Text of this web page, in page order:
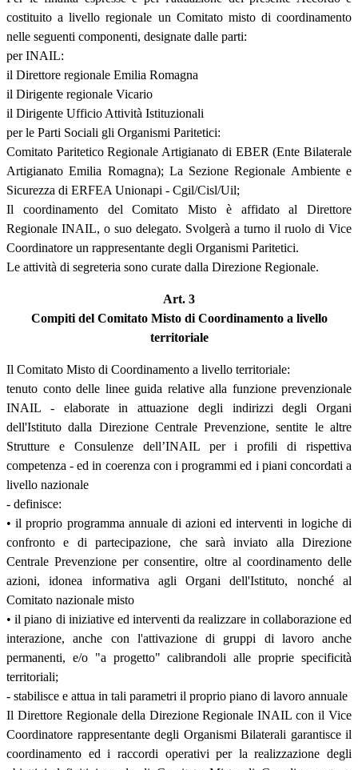
costituito a livello regionale un Comitato misto di coordinamento
nelle seguenti componenti, designate dalle parti:
per INAIL:
il Direttore regionale Emilia Romagna
il Dirigente regionale Vicario
il Dirigente Ufficio Attività Istituzionali
per le Parti Sociali gli Organismi Paritetici:
Comitato Paritetico Regionale Artigianato di EBER (Ente Bilaterale
Artigianato Emilia Romagna); La Sezione Regionale Ambiente e
Sicurezza di ERFEA Unionapi - Cgil/Cisl/Uil;
Il coordinamento del Comitato Misto è affidato al Direttore
Regionale INAIL, o suo delegato. Svolgerà a turno il ruolo di Vice
Coordinatore un rappresentante degli Organismi Paritetici.
Le attività di segreteria sono curate dalla Direzione Regionale.
Art. 3
Compiti del Comitato Misto di Coordinamento a livello
territoriale
Il Comitato Misto di Coordinamento a livello territoriale:
tenuto conto delle linee guida relative alla funzione prevenzionale
INAIL - elaborate in attuazione degli indirizzi degli Organi
dell'Istituto dalla Direzione Centrale Prevenzione, sentite le altre
Strutture e Consulenze dell’INAIL per i profili di rispettiva
competenza - ed in coerenza con i programmi ed i piani concordati a
livello nazionale
- definisce:
• il proprio programma annuale di azioni ed interventi in logiche di
confronto e di partecipazione, che sarà inviato alla Direzione
Centrale Prevenzione per consentire, oltre al coordinamento delle
azioni, idonea informativa agli Organi dell'Istituto, nonché al
Comitato nazionale misto
• il piano di iniziative ed interventi da realizzare in collaborazione ed
interazione, anche con l'attivazione di gruppi di lavoro anche
permanenti, e/o "a progetto" calibrandoli alle proprie specificità
territoriali;
- stabilisce e attua in tali parametri il proprio piano di lavoro annuale
Il Direttore Regionale della Direzione Regionale INAIL con il Vice
Coordinatore rappresentante degli Organismi Bilaterali garantisce il
coordinamento ed i raccordi operativi per la realizzazione degli